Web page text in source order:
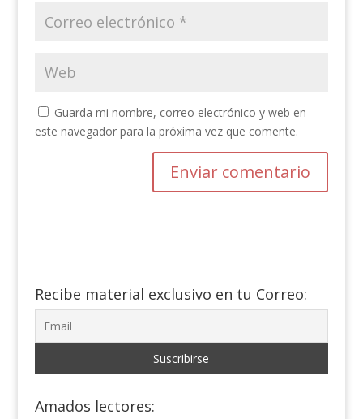
Guarda mi nombre, correo electrónico y web en
este navegador para la próxima vez que comente.
Recibe material exclusivo en tu Correo:
Amados lectores: